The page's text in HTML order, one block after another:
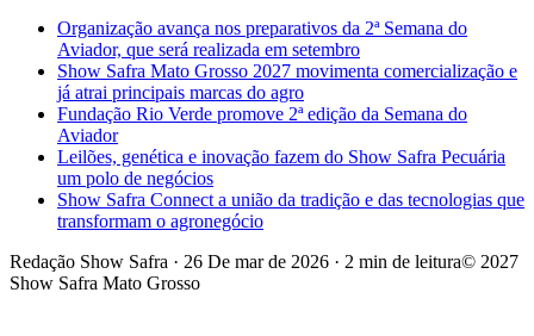
Organização avança nos preparativos da 2ª Semana do
Aviador, que será realizada em setembro
Show Safra Mato Grosso 2027 movimenta comercialização e
já atrai principais marcas do agro
Fundação Rio Verde promove 2ª edição da Semana do
Aviador
Leilões, genética e inovação fazem do Show Safra Pecuária
um polo de negócios
Show Safra Connect a união da tradição e das tecnologias que
transformam o agronegócio
Redação Show Safra · 26 De mar de 2026 · 2 min de leitura© 2027
Show Safra Mato Grosso